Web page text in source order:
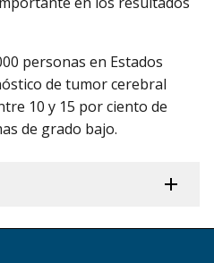
personas en Estados
de tumor cerebral
10 y 15 por ciento de
de grado bajo.